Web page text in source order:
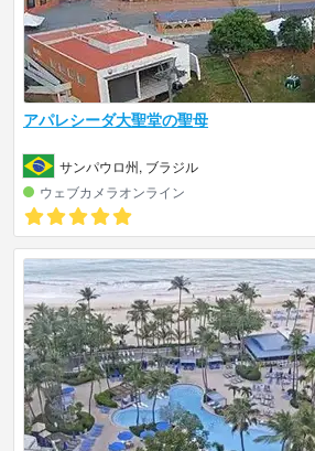
アパレシーダ大聖堂の聖母
サンパウロ州, ブラジル
ウェブカメラオンライン